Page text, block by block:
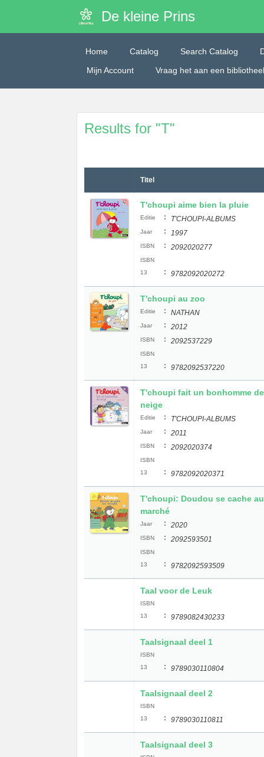
De kleine Prins
Home Catalog Search Catalog
Mijn Account
Vraag het aan een
Results for "T"
Titel
T'choupi aime bien la pluie
Editie : T'CHOUPI-ALBUMS
Jaar : 1997
ISBN : 2092020277
ISBN
13
: 9782092020272
T'choupi au zoo
Editie : NATHAN
Jaar : 2012
ISBN : 2092537229
ISBN
13
: 9782092537220
T'choupi fait un bonhomme de
neige
Editie : T'CHOUPI-ALBUMS
Jaar : 2011
ISBN : 2092020374
ISBN
13
: 9782092020371
T'choupi: Doudou se cache au
marché
Jaar : 2020
ISBN : 2092593501
ISBN
13
: 9782092593509
Taal voor de Leuk
ISBN
13
: 9789082430233
Taalsignaal deel 1
ISBN
13
: 9789030110804
Taalsignaal deel 2
ISBN
13
: 9789030110811
Taalsignaal deel 3